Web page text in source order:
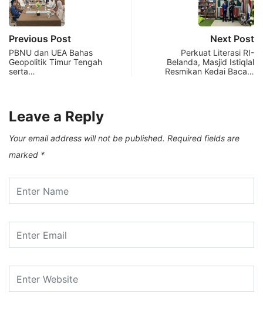
Previous Post
PBNU dan UEA Bahas
Geopolitik Timur Tengah
serta…
Next Post
Perkuat Literasi RI-
Belanda, Masjid Istiqlal
Resmikan Kedai Baca…
Leave a Reply
Your email address will not be published. Required fields are
marked *